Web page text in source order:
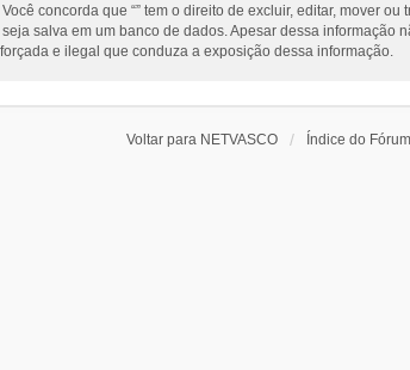
concorda que “” tem o direito de excluir, editar, mover
salva em um banco de dados. Apesar dessa informação
e ilegal que conduza a exposição dessa informação.
Voltar para NETVASCO Índice do Fórum